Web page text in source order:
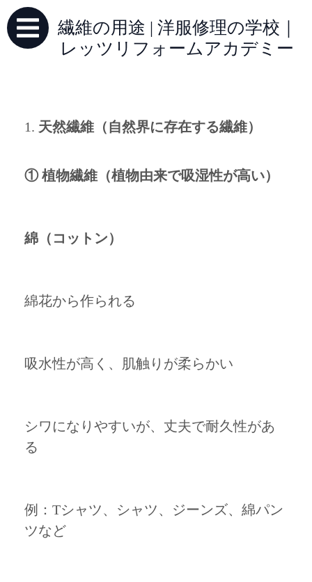
繊維の用途 | 洋服修理の学校｜
レッツリフォームアカデミー
天然繊維（自然界に存在する繊維）
① 植物繊維（植物由来で吸湿性が高い）
綿（コットン）
綿花から作られる
吸水性が高く、肌触りが柔らかい
シワになりやすいが、丈夫で耐久性があ
る
例：Tシャツ、シャツ、ジーンズ、綿パン
ツなど